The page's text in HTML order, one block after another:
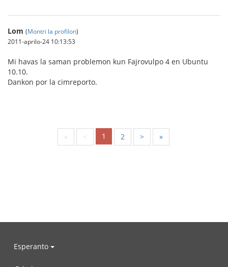
Lom (Montri la profilon)
2011-aprilo-24 10:13:53
Mi havas la saman problemon kun Fajrovulpo 4 en Ubuntu
10.10.
Dankon por la cimreporto.
« < 1 2 > »
Esperanto